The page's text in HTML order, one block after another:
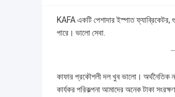
KAFA একটি পেশাদার ইস্পাত ফ্যাব্রিকেটর,
পারে। ভালো সেবা.
কাফার প্রকৌশলী দল খুব ভালো। অর্থনৈতিক
কার্যকর পরিকল্পনা আমাদের অনেক টাকা